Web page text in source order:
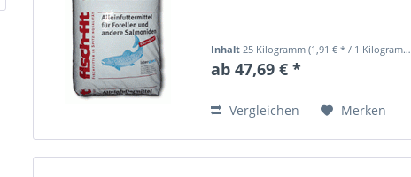
Inhalt25 Kilogramm(1,91 € * / 1 Kilogramm)
ab 47,69 € *
Vergleichen Merken